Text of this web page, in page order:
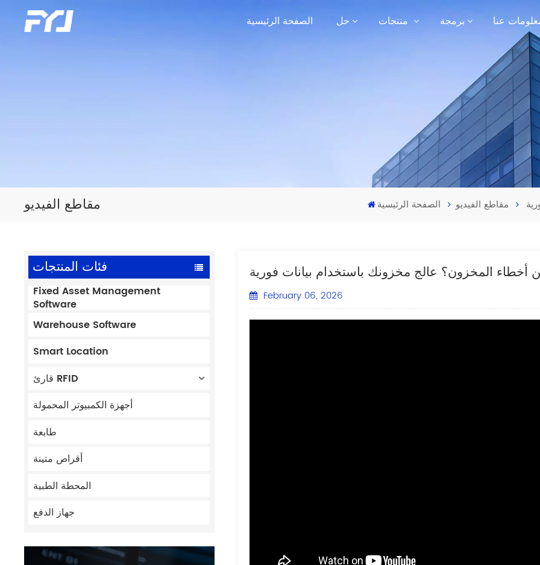
الصفحة الرئيسية حل برمجة عنا
مقاطع الفيديو الصفحة الرئيسية مقاطع الفيديو
فئات المنتجات
Fixed Asset Management
Software
Warehouse Software
Smart Location
قارئ RFID
أجهزة الكمبيوتر المحمولة
طابعة
أقراص متينة
المحطة الطبية
جهاز الدفع
المخزون؟ عالج مخزونك باستخدام بيانات فورية
February 06, 2026